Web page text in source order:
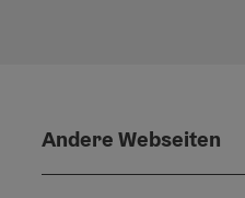
Andere Webseiten